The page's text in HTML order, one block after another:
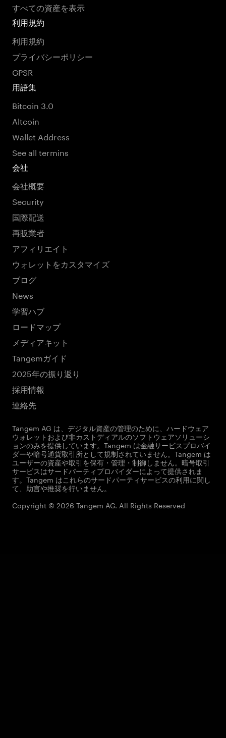
すべての資産を表示
利用規約
利用規約
プライバシーポリシー
GPSR
用語集
Bitcoin 3.0
Altcoin
Wallet Address
See all termins
会社
会社概要
Security
国際配送
再販業者
アフィリエイト
ウォレットをカスタマイズ
ブログ
News
学習ハブ
ロードマップ
メディアキット
Tangemガイド
2025年の振り返り
採用情報
連絡先
Tangem AG は、デジタル資産の管理のために、ハードウェア
ウォレットおよび非カストディアルのソフトウェアソリューシ
ョンのみを提供しています。Tangem は金融サービスプロバイ
ダーや暗号通貨取引所として規制されていません。Tangem は
ユーザーの資産や取引を保有・管理・制御しません。暗号取引
サービスはサードパーティプロバイダーによって提供されま
す。Tangem はこれらのサードパーティサービスの利用に関し
て、助言や推奨を行いません。